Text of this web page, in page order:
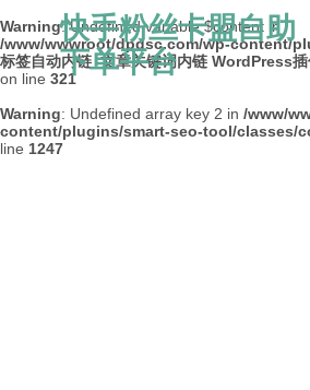
Warning: Undefined variable $content in
/www/wwwroot/dpdsc.com/wp-content/
标签自动内链_文章关键词内链 WordPress
on line 321
Warning: Undefined array key 2 in /www/
content/plugins/smart-seo-tool/classes/
line 1247
快手粉丝卡盟自助
下单平台